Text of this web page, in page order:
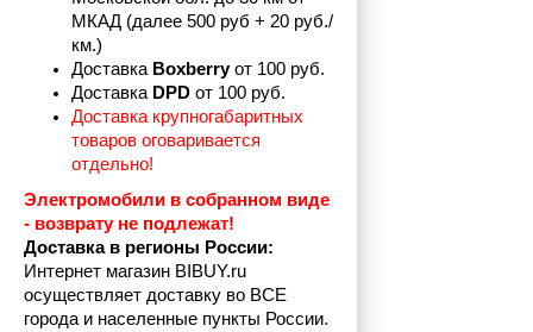
МКАД (далее 500 руб + 20 руб./
км.)
Доставка Boxberry от 100 руб.
Доставка DPD от 100 руб.
Доставка крупногабаритных
товаров оговаривается
отдельно!
Электромобили в собранном виде
- возврату не подлежат!
Доставка в регионы России:
Интернет магазин BIBUY.ru
осуществляет доставку во ВСЕ
города и населенные пункты России.